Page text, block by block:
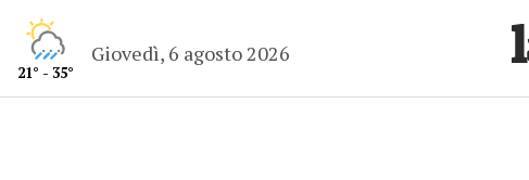
21° - 35°
Giovedì, 6 agosto 2026